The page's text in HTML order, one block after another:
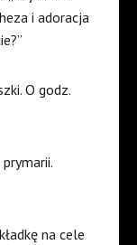
i adoracja
O godz.
na cele